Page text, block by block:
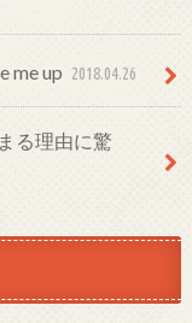
up 2018.04.26
る理由に驚